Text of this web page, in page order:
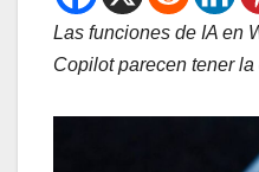
Las funciones de IA en
Copilot parecen tener la